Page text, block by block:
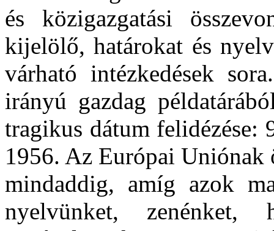
és közigazgatási
kijelölő, határokat és
várható intézkedések
irányú gazdag
tragikus dátum felidézése:
1956. Az Európai Uniónak
mindaddig, amíg azok
nyelvünket, zenénket,